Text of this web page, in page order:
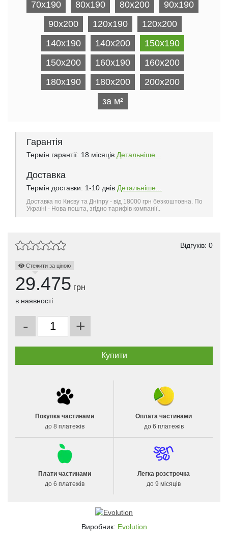
70x190 80x190 80x200
90x190
90x200
120x190
120x200
140x190
140x200
150x190
150x200
160x190
160x200
180x190
180x200
200х200
за м²
Гарантія
Термін гарантії: 18 місяців Детальніше...
Доставка
Термін доставки: 1-10 днів Детальніше...
Доставка по Києву та Дніпру - від 18000 грн безкоштовна. По
Україні - Нова пошта, згідно тарифів компанії..
Відгуків: 0
Стежити за ціною
29.475 грн
в наявності
- +
Покупка частинами
до 8 платежів
Оплата частинами
до 6 платежів
Плати частинами
до 6 платежів
Легка розстрочка
до 9 місяців
Виробник: Evolution